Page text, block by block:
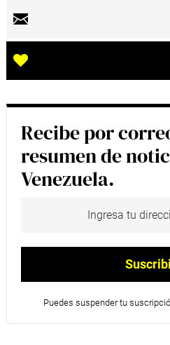
Recibe por
resumen de
Venezuela.
Puedes suspender tu